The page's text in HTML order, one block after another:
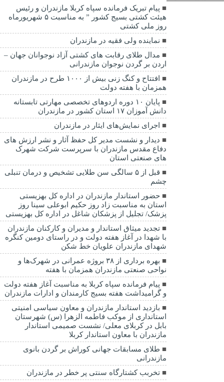
پیام تبریک فرمانده سپاه کربلا مازندران و رئیس
هیئت کشتی بسیج کشور ” به مناسبت ۵ شهریورماه
روز ملی کشتی
نماينده ولی فقیه در مازندران
مدال طلای رقابت های کشتی آزاد نوجوانان جهان –
اردن بر گردن نوجوان مازندرانی
افتتاح و کنگ زنی بیش از ۱۰۰۰ طرح در مازندران
همزمان با هفته دولت
پایان ۱۰ دوره اردوهای تخصصی مهارتی تابستانه
دانش آموزان ۱۷ استان کشور در مازندران
اجرای نمایش‌های ایثار در مازندران
دیدار و نشست مدیر کل حفظ آثار و نشر ارزش های
دفاع مقدس مازندران با سرپرست شرکت شهرک
های صنعتی استان
قبل از ۵ سالگی سن طلایی تشخیص و درمان تنبلی
چشم
حضور استاندار مازندران در اداره کل بهزیستی
استان به مناسبت زاد روز حکیم ابوعلی سینا روز
پزشک/ تجلیل از پزشکان شاغل در اداره کل بهزیستی
تجدید میثاق استاندار و مدیران و کارکنان مازندران
با شهدا در آغاز هفته دولت و در راستای دومین کنگره
شهدای مازندران علویان خط شکن
بهره برداری از ۳۸ بروژه عمرانی در شهرک‌ها و
نواحی صنعتی مازندران همزمان با هفته
پیام فرمانده سپاه کربلا به مناسبت آغاز هفته دولت
و گرامیداشت هفته بسیج کارمندان و ادارات مازندران
بازدید استاندار مازندران و معاون سیاسی امنیتی
استانداری از موکب فاطمه الزهرا (س) شهرستان
بابل در کربلای معلی/ نشست صمیمی استاندار
مازندران با معاون استاندار کربلا
طلای مسابقات جهانی کوراش بر گردن بانوی
مازندرانی
تخربب کشتارگاه سنتی پر خطر در مازندران